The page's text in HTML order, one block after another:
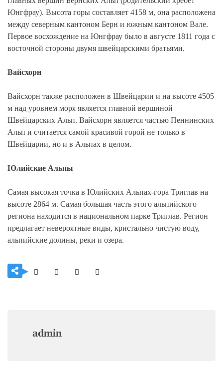
Юнгфрау). Высота горы составляет 4158 м, она расположена
между северным кантоном Берн и южным кантоном Вале.
Первое восхождение на Юнгфрау было в августе 1811 года с
восточной стороны двумя швейцарскими братьями.
Вайсхорн
Вайсхорн также расположен в Швейцарии и на высоте 4505
м над уровнем моря является главной вершиной
Швейцарских Альп. Вайсхорн является частью Пеннинских
Альп и считается самой красивой горой не только в
Швейцарии, но и в Альпах в целом.
Юлийские Альпы
Самая высокая точка в Юлийских Альпах-гора Триглав на
высоте 2864 м. Самая большая часть этого альпийского
региона находится в национальном парке Триглав. Регион
предлагает невероятные виды, кристально чистую воду,
альпийские долины, реки и озера.
admin